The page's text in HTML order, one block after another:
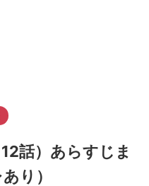
話）あらすじま
り）